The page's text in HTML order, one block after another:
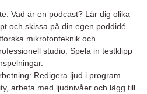
Vad är en podcast? Lär dig olika
och skissa på din egen poddidé.
mikrofonteknik och
studio. Spela in testklipp
Redigera ljud i program
arbeta med ljudnivåer och lägg till